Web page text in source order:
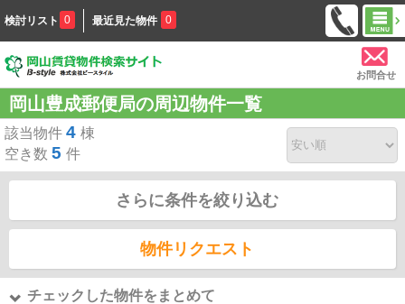
検討リスト 0 最近見た物件 0
お問合せ
岡山豊成郵便局の周辺物件一覧
該当物件 4 棟
空き数 5 件
さらに条件を絞り込む
物件リクエスト
チェックした物件をまとめて